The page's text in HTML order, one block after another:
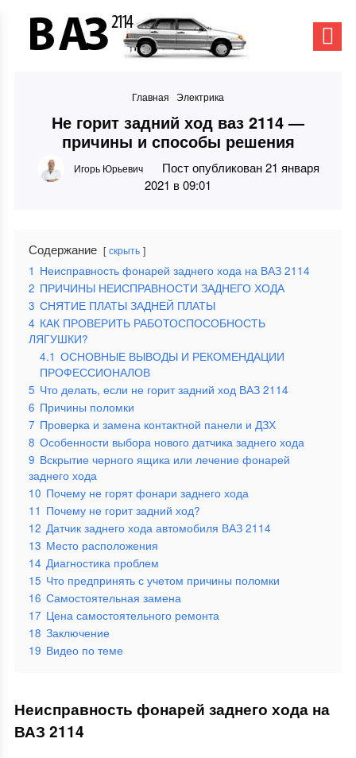
Главная Электрика
Не горит задний ход ваз 2114 —
причины и способы решения
Игорь Юрьевич
Пост опубликован 21 января
2021 в 09:01
Содержание скрыть
1 Неисправность фонарей заднего хода на ВАЗ 2114
2 ПРИЧИНЫ НЕИСПРАВНОСТИ ЗАДНЕГО ХОДА
3 СНЯТИЕ ПЛАТЫ ЗАДНЕЙ ПЛАТЫ
4 КАК ПРОВЕРИТЬ РАБОТОСПОСОБНОСТЬ
ЛЯГУШКИ?
4.1 ОСНОВНЫЕ ВЫВОДЫ И РЕКОМЕНДАЦИИ
ПРОФЕССИОНАЛОВ
5 Что делать, если не горит задний ход ВАЗ 2114
6 Причины поломки
7 Проверка и замена контактной панели и ДЗХ
8 Особенности выбора нового датчика заднего хода
9 Вскрытие черного ящика или лечение фонарей
заднего хода
10 Почему не горят фонари заднего хода
11 Почему не горит задний ход?
12 Датчик заднего хода автомобиля ВАЗ 2114
13 Место расположения
14 Диагностика проблем
15 Что предпринять с учетом причины поломки
16 Самостоятельная замена
17 Цена самостоятельного ремонта
18 Заключение
19 Видео по теме
Неисправность фонарей заднего хода на
ВАЗ 2114